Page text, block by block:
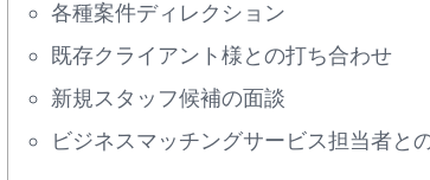
各種案件ディレクション
既存クライアント様との打ち合わせ
新規スタッフ候補の面談
ビジネスマッチングサービス担当者と